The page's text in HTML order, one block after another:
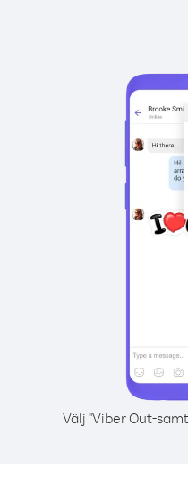
Välj "Viber Out-